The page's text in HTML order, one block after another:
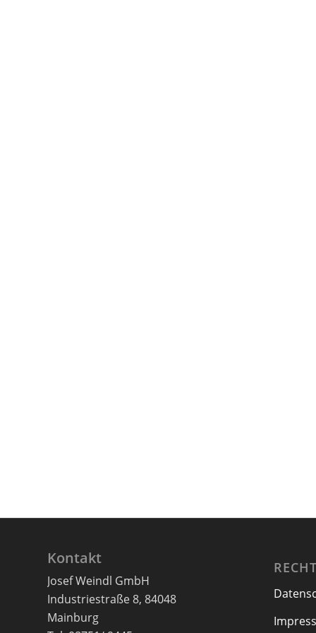
Kontakt
Josef Weindl GmbH
Industriestraße 8, 84048
Mainburg